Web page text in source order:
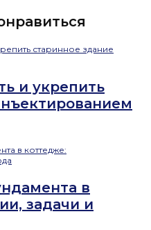
и укрепить
в
задачи и